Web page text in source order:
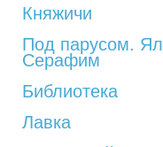
Княжичи
Под парусом. Ял
Серафим
Библиотека
Лавка